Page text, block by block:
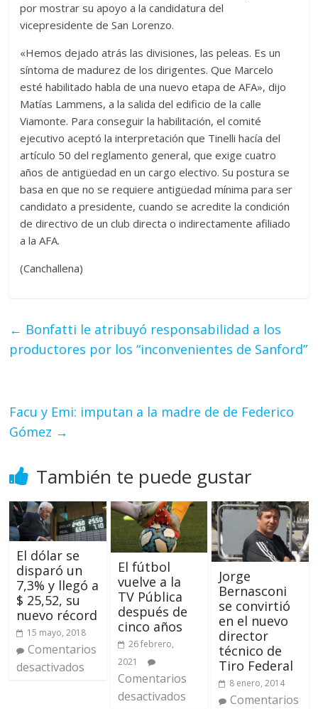
por mostrar su apoyo a la candidatura del
vicepresidente de San Lorenzo.
«Hemos dejado atrás las divisiones, las peleas. Es un
síntoma de madurez de los dirigentes. Que Marcelo
esté habilitado habla de una nuevo etapa de AFA», dijo
Matías Lammens, a la salida del edificio de la calle
Viamonte. Para conseguir la habilitación, el comité
ejecutivo aceptó la interpretación que Tinelli hacía del
artículo 50 del reglamento general, que exige cuatro
años de antigüedad en un cargo electivo. Su postura se
basa en que no se requiere antigüedad mínima para ser
candidato a presidente, cuando se acredite la condición
de directivo de un club directa o indirectamente afiliado
a la AFA.
(Canchallena)
← Bonfatti le atribuyó responsabilidad a los
productores por los “inconvenientes de Sanford”
Facu y Emi: imputan a la madre de de Federico
Gómez →
También te puede gustar
El dólar se
disparó un
7,3% y llegó a
$ 25,52, su
nuevo récord
15 mayo, 2018
Comentarios
desactivados
El fútbol
vuelve a la
TV Pública
después de
cinco años
26 febrero,
2021
Comentarios
desactivados
Jorge
Bernasconi
se convirtió
en el nuevo
director
técnico de
Tiro Federal
8 enero, 2014
Comentarios